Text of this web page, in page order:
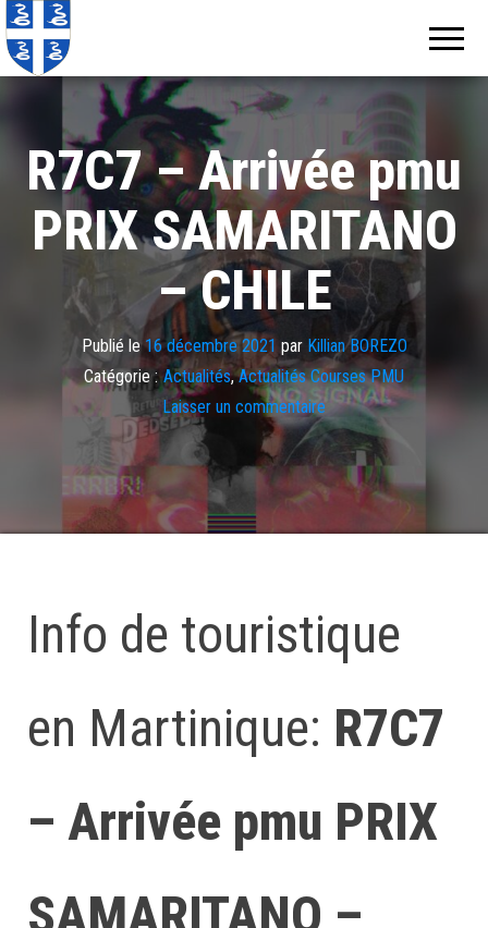
R7C7 – Arrivée pmu
PRIX SAMARITANO
– CHILE
Publié le16 décembre 2021 par Killian BOREZO
Catégorie : Actualités,Actualités Courses PMU
Laisser un commentaire
Info de touristique
en Martinique: R7C7
– Arrivée pmu PRIX
SAMARITANO –